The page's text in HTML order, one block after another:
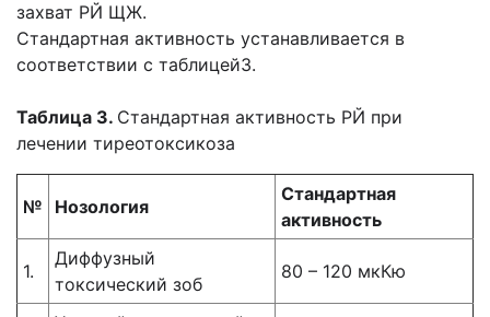
захват РЙ ЩЖ.
Стандартная активность устанавливается в
соответствии с таблицей3.
Таблица 3. Стандартная активность РЙ при
лечении тиреотоксикоза
№ Нозология
Стандартная
активность
1.
Диффузный
токсический зоб
80 – 120 мкКю